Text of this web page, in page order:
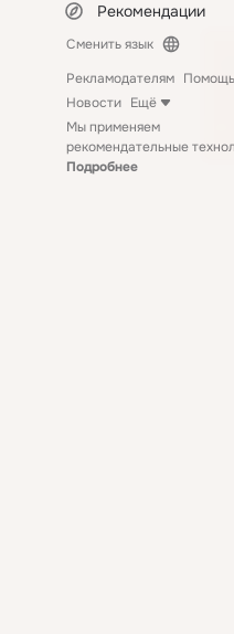
Рекомендации
Сменить язык
Рекламодателям Помощь
Новости Ещё
Мы применяем
рекомендательные
Подробнее